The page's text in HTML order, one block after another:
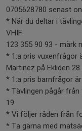
0705628780 senast
* När du deltar i
VHIF.
123 355 90 93 - märk
* 1:a pris vuxenfrågor
Martinez på Ekliden 28
* 1:a pris barnfrågor
* Tävlingen pågår
19
* Vi följer råden från
* Ta gärna med